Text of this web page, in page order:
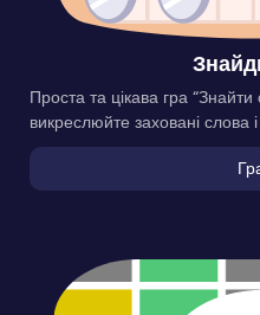
Проста та цікава гра
викреслюйте заховані слова